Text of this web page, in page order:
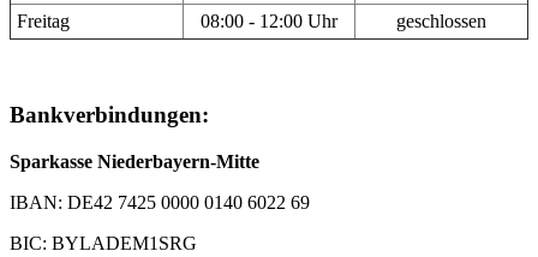
Freitag
08:00 - 12:00 Uhr geschlossen
Bankverbindungen:
Sparkasse Niederbayern-Mitte
IBAN: DE42 7425 0000 0140 6022 69
BIC: BYLADEM1SRG